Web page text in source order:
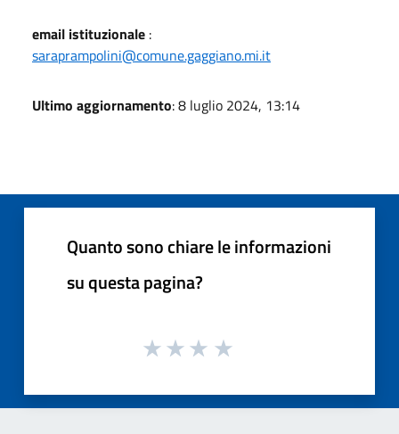
email istituzionale :
saraprampolini@comune.gaggiano.mi.it
Ultimo aggiornamento: 8 luglio 2024, 13:14
Quanto sono chiare le informazioni
su questa pagina?